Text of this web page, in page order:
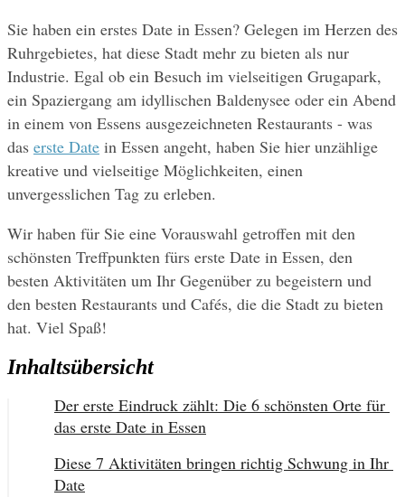
Sie haben ein erstes Date in Essen? Gelegen im Herzen des
Ruhrgebietes, hat diese Stadt mehr zu bieten als nur
Industrie. Egal ob ein Besuch im vielseitigen Grugapark,
ein Spaziergang am idyllischen Baldenysee oder ein Abend
in einem von Essens ausgezeichneten Restaurants - was
das erste Date in Essen angeht, haben Sie hier unzählige
kreative und vielseitige Möglichkeiten, einen
unvergesslichen Tag zu erleben.
Wir haben für Sie eine Vorauswahl getroffen mit den
schönsten Treffpunkten fürs erste Date in Essen, den
besten Aktivitäten um Ihr Gegenüber zu begeistern und
den besten Restaurants und Cafés, die die Stadt zu bieten
hat. Viel Spaß!
Inhaltsübersicht
Der erste Eindruck zählt: Die 6 schönsten Orte für
das erste Date in Essen
Diese 7 Aktivitäten bringen richtig Schwung in Ihr
Date